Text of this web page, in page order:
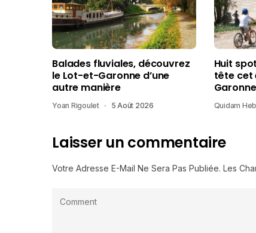
Balades fluviales, découvrez
le Lot-et-Garonne d’une
autre manière
Yoan Rigoulet 5 Août 2026
Huit
tête cet
Garonne
Quidam
Laisser un commentaire
Votre Adresse E-Mail Ne Sera Pas Publiée. Les